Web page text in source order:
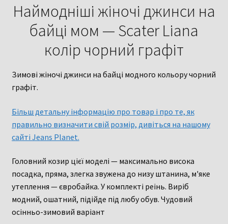
Наймодніші жіночі джинси на
байці мом — Scater Liana
колір чорний графіт
Зимові жіночі джинси на байці модного кольору чорний
графіт.
Більш детальну інформацію про товар і про те, як
правильно визначити свій розмір, дивіться на нашому
сайті Jeans Planet.
Головний козир цієї моделі — максимально висока
посадка, пряма, злегка звужена до низу штанина, м'яке
утеплення — євробайка. У комплекті реінь. Виріб
модний, ошатний, підійде під любу обув. Чудовий
осінньо-зимовий варіант